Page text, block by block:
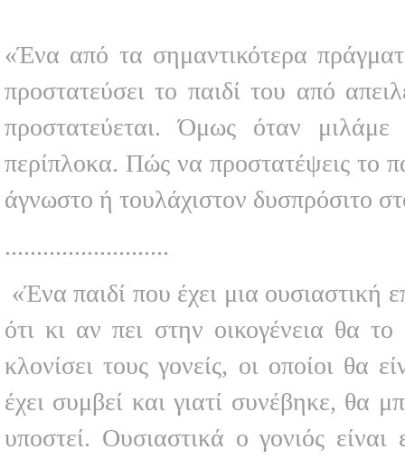
«Ένα από τα σημαντικότερα
προστατεύσει το παιδί του από
προστατεύεται. Όμως όταν
περίπλοκα. Πώς να προστατέψεις το
άγνωστο ή τουλάχιστον δυσπρόσιτο
..........................
«Ένα παιδί που έχει μια ουσιαστική
ότι κι αν πει στην οικογένεια θα
κλονίσει τους γονείς, οι οποίοι θα
έχει συμβεί και γιατί συνέβηκε, θα
υποστεί. Ουσιαστικά ο γονιός